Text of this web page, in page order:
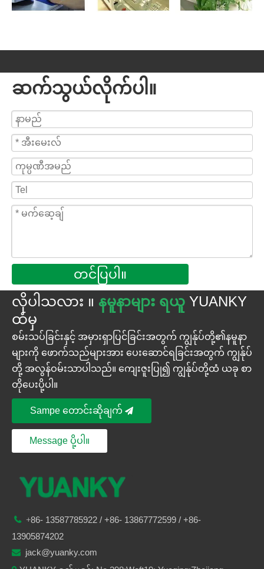
ဆက်သွယ်လိုက်ပါ။
တင်ပြပါ။
လိုပါသလား ။ နမူနာများ ရယူ YUANKY
ထံမှ
စမ်းသပ်ခြင်းနှင့် အမှားရှာပြင်ခြင်းအတွက် ကျွန်ုပ်တို့၏နမူနာ
များကို ဖောက်သည်များအား ပေးဆောင်ရခြင်းအတွက် ကျွန်ုပ်
တို့ အလွန်ဝမ်းသာပါသည်။ ကျေးဇူးပြု၍ ကျွန်ုပ်တို့ထံ ယခု စာ
တိုပေးပို့ပါ။
Sampe တောင်းဆိုချက်
Message ပို့ပါ။
 +86- 13587785922 / +86- 13867772599 / +86-
13905874202
 jack@yuanky.com